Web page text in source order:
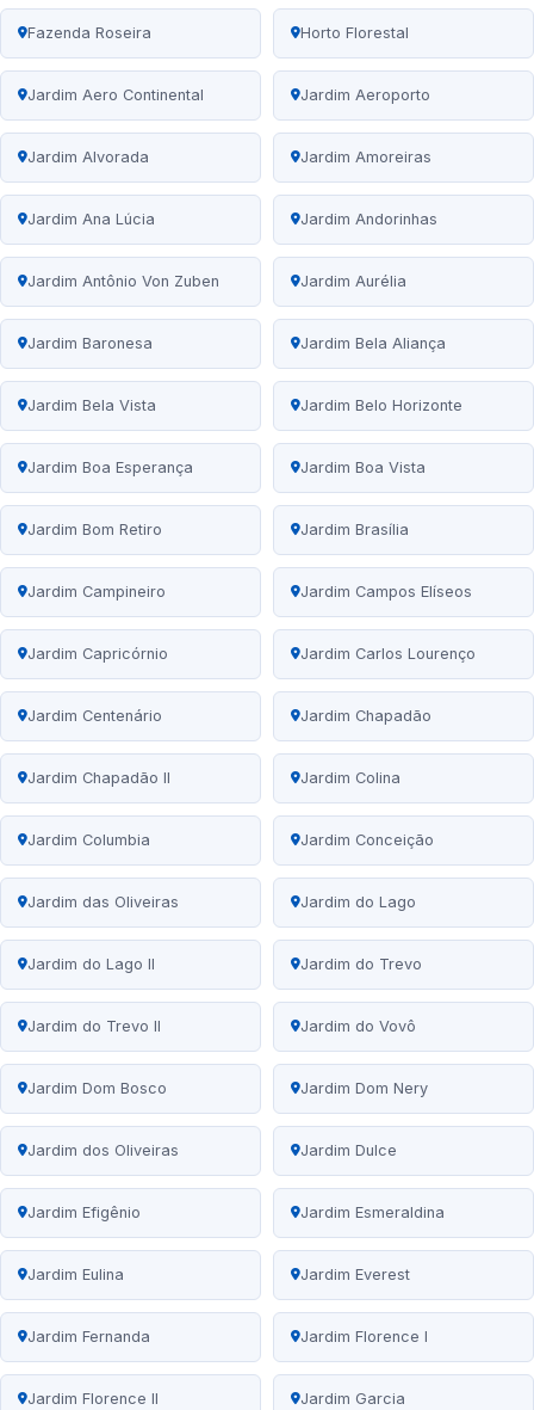
Fazenda Roseira Horto Florestal
Jardim Aero Continental Jardim Aeroporto
Jardim Alvorada Jardim Amoreiras
Jardim Ana Lúcia Jardim Andorinhas
Jardim Antônio Von Zuben Jardim Aurélia
Jardim Baronesa Jardim Bela Aliança
Jardim Bela Vista Jardim Belo Horizonte
Jardim Boa Esperança Jardim Boa Vista
Jardim Bom Retiro Jardim Brasília
Jardim Campineiro Jardim Campos Elíseos
Jardim Capricórnio Jardim Carlos Lourenço
Jardim Centenário Jardim Chapadão
Jardim Chapadão II Jardim Colina
Jardim Columbia Jardim Conceição
Jardim das Oliveiras Jardim do Lago
Jardim do Lago II Jardim do Trevo
Jardim do Trevo II Jardim do Vovô
Jardim Dom Bosco Jardim Dom Nery
Jardim dos Oliveiras Jardim Dulce
Jardim Efigênio Jardim Esmeraldina
Jardim Eulina Jardim Everest
Jardim Fernanda Jardim Florence I
Jardim Florence II Jardim Garcia